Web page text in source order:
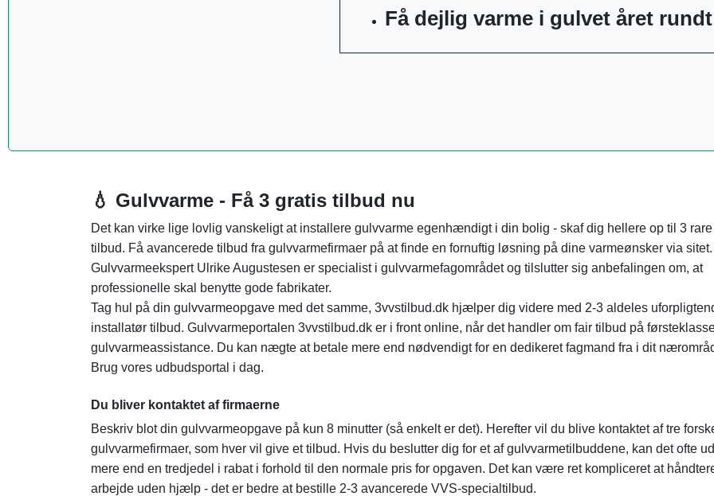
Få dejlig varme i gulvet året rundt
💧 Gulvvarme - Få 3 gratis tilbud nu
Det kan virke lige lovlig vanskeligt at installere gulvvarme egenhændigt i din bolig - skaf dig hellere op til 3
tilbud. Få avancerede tilbud fra gulvvarmefirmaer på at finde en fornuftig løsning på dine varmeønsker via sitet.
Gulvvarmeekspert Ulrike Augustesen er specialist i gulvvarmefagområdet og tilslutter sig anbefalingen om, at
professionelle skal benytte gode fabrikater.
Tag hul på din gulvvarmeopgave med det samme, 3vvstilbud.dk hjælper dig videre med 2-3 aldeles
installatør tilbud. Gulvvarmeportalen 3vvstilbud.dk er i front online, når det handler om fair tilbud på
gulvvarmeassistance. Du kan nægte at betale mere end nødvendigt for en dedikeret fagmand fra i dit
Brug vores udbudsportal i dag.
Du bliver kontaktet af firmaerne
Beskriv blot din gulvvarmeopgave på kun 8 minutter (så enkelt er det). Herefter vil du blive kontaktet af tre
gulvvarmefirmaer, som hver vil give et tilbud. Hvis du beslutter dig for et af gulvvarmetilbuddene, kan det ofte
mere end en tredjedel i rabat i forhold til den normale pris for opgaven. Det kan være ret kompliceret at
arbejde uden hjælp - det er bedre at bestille 2-3 avancerede VVS-specialtilbud.